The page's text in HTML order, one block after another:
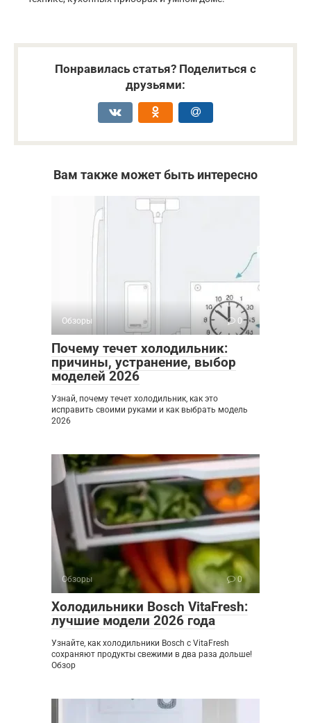
Понравилась статья? Поделиться с
друзьями:
Вам также может быть интересно
Обзоры 0
Почему течет холодильник:
причины, устранение, выбор
моделей 2026
Узнай, почему течет холодильник, как это
исправить своими руками и как выбрать модель
2026
Обзоры 0
Холодильники Bosch VitaFresh:
лучшие модели 2026 года
Узнайте, как холодильники Bosch с VitaFresh
сохраняют продукты свежими в два раза дольше!
Обзор